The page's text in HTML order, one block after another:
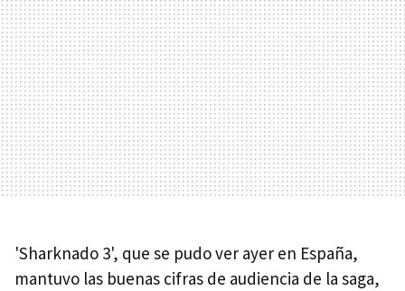
'Sharknado 3', que se pudo ver ayer en España,
mantuvo las buenas cifras de audiencia de la saga,